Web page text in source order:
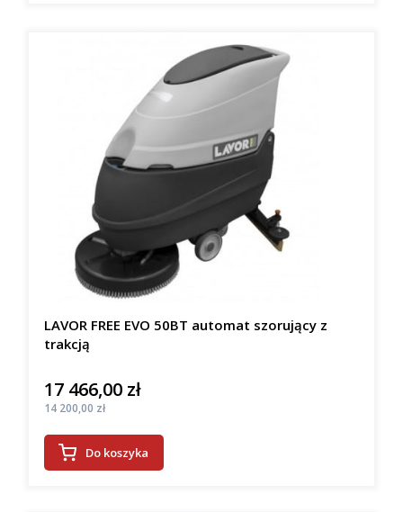
LAVOR FREE EVO 50BT automat szorujący z
trakcją
Cena
17 466,00 zł
Cena
14 200,00 zł
Do koszyka